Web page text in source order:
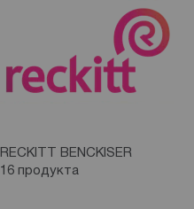
RECKITT BENCKISER
16 продукта